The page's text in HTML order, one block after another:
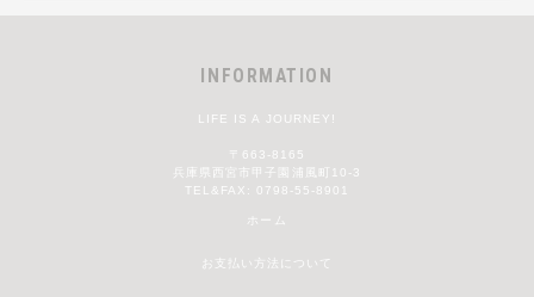
INFORMATION
LIFE IS A JOURNEY!
〒663-8165
兵庫県西宮市甲子園浦風町10-3
TEL&FAX: 0798-55-8901
ホーム
お支払い方法について